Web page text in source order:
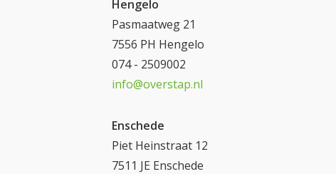
Hengelo
Pasmaatweg 21
7556 PH Hengelo
074 - 2509002
info@overstap.nl
Enschede
Piet Heinstraat 12
7511 JE Enschede